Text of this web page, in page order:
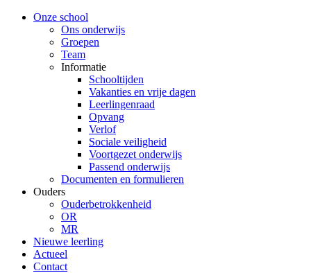
Onze school
Ons onderwijs
Groepen
Team
Informatie
Schooltijden
Vakanties en vrije dagen
Leerlingenraad
Opvang
Verlof
Sociale veiligheid
Voortgezet onderwijs
Passend onderwijs
Documenten en formulieren
Ouders
Ouderbetrokkenheid
OR
MR
Nieuwe leerling
Actueel
Contact